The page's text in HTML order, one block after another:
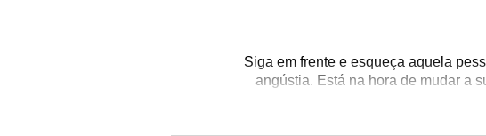
Siga em frente e esqueça aquela
angústia. Está na hora de mudar a